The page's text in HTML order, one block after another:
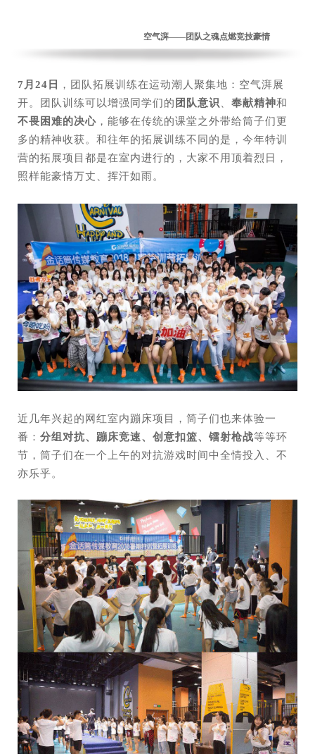
空气湃——团队之魂点燃竞技豪情
7月24日
，团队拓展训练在运动潮人聚集地：空气湃展
开。团队训练可以增强同学们的 团队意识、 奉献精神和
不畏困难的决心 ，能够在传统的课堂之外带给筒子们更
多的精神收获。和往年的拓展训练不同的是，今年特训
营的拓展项目都是在室内进行的，大家不用顶着烈日，
照样能豪情万丈、挥汗如雨。
近几年兴起的网红室内蹦床项目，筒子们也来体验一
番： 分组对抗、蹦床竞速、创意扣篮、镭射枪战等等环
节，筒子们在一个上午的对抗游戏时间中全情投入、不
亦乐乎。